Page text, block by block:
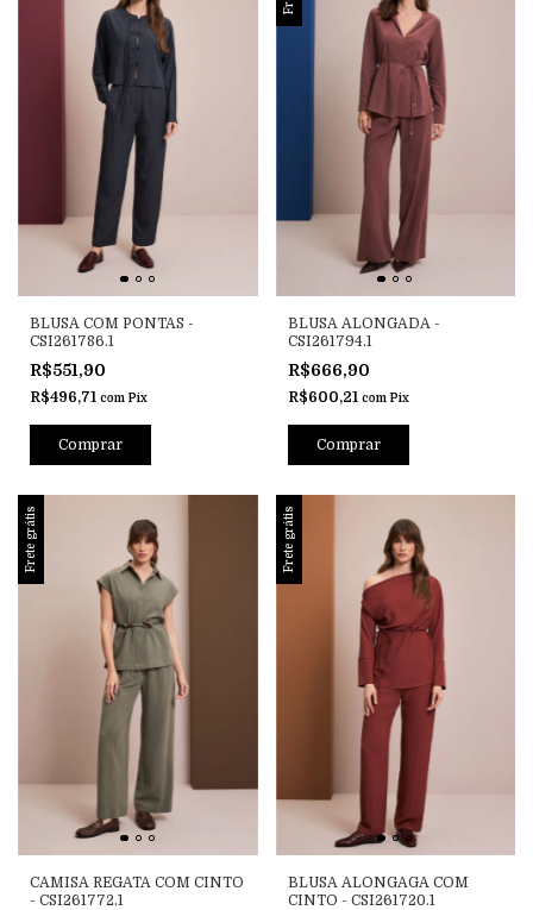
BLUSA COM PONTAS -
CSI261786.1
R$551,90
R$496,71 com Pix
Comprar
BLUSA ALONGADA -
CSI261794.1
R$666,90
R$600,21 com Pix
Comprar
Frete grátis
CAMISA REGATA COM CINTO
- CSI261772.1
Frete grátis
BLUSA ALONGAGA COM
CINTO - CSI261720.1